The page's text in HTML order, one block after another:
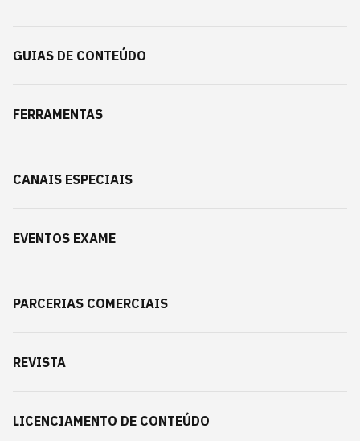
GUIAS DE CONTEÚDO
FERRAMENTAS
CANAIS ESPECIAIS
EVENTOS EXAME
PARCERIAS COMERCIAIS
REVISTA
LICENCIAMENTO DE CONTEÚDO